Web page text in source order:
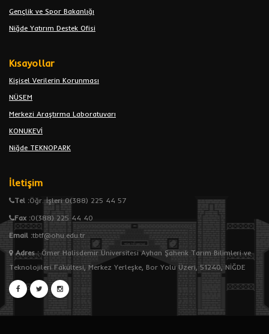
Gençlik ve Spor Bakanlığı
Niğde Yatırım Destek Ofisi
Kısayollar
Kişisel Verilerin Korunması
NÜSEM
Merkezi Araştırma Laboratuvarı
KONUKEVİ
Niğde TEKNOPARK
İletişim
Tel :Öğr. İşleri 0(388) 225 44 57
Fax :0(388) 225 44 40
Email :tbtf@ohu.edu.tr
Adres:Ömer Halisdemir Üniversitesi Ayhan Şahenk Tarım Bilimleri ve
Teknolojileri Fakültesi, Merkez Yerleşke, Bor Yolu Üzeri, 51240, NİĞDE